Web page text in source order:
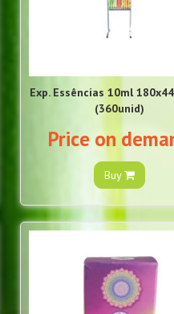
Exp. Essências 10ml
(360unid)
Price on
Buy